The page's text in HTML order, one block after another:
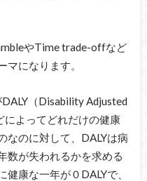
やTime trade-offなど
になります。
（Disability Adjusted
によってどれだけの健康
なのに対して、DALYは病
数が失われるかを求める
康な一年が０DALYで、